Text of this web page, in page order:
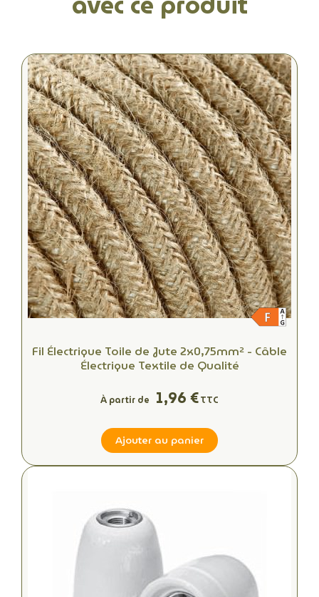
Fil Électrique Toile de Jute 2x0,75mm² - Câble
Électrique Textile de Qualité
À partir de 1,96 €TTC
Ajouter au panier